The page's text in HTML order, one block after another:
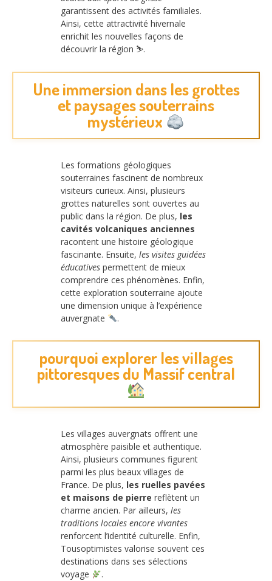
garantissent des activités familiales.
Ainsi, cette attractivité hivernale
enrichit les nouvelles façons de
découvrir la région ⛷️.
Une immersion dans les grottes
et paysages souterrains
mystérieux
Les formations géologiques
souterraines fascinent de nombreux
visiteurs curieux. Ainsi, plusieurs
grottes naturelles sont ouvertes au
public dans la région. De plus, les
cavités volcaniques anciennes
racontent une histoire géologique
fascinante. Ensuite, les visites guidées
éducatives permettent de mieux
comprendre ces phénomènes. Enfin,
cette exploration souterraine ajoute
une dimension unique à l’expérience
auvergnate
.
pourquoi explorer les villages
pittoresques du Massif central
Les villages auvergnats offrent une
atmosphère paisible et authentique.
Ainsi, plusieurs communes figurent
parmi les plus beaux villages de
France. De plus, les ruelles pavées
et maisons de pierre reflètent un
charme ancien. Par ailleurs, les
traditions locales encore vivantes
renforcent l’identité culturelle. Enfin,
Tousoptimistes valorise souvent ces
destinations dans ses sélections
voyage
.